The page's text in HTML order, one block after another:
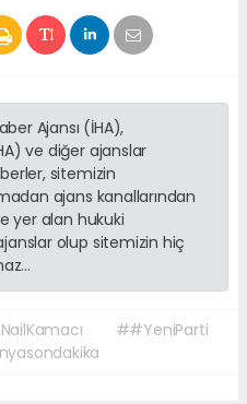
Ajansı (İHA),
ve diğer ajanslar
sitemizin
ajans kanallarından
yer alan hukuki
olup sitemizin hiç
##YeniParti